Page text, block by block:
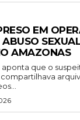
EM
SEXUAL
AMAZONAS
que o